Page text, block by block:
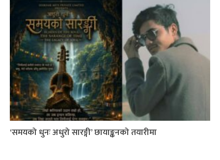
‘समयको धुनः अधुरो सारङ्गी’ छायाङ्कनको तयारीमा